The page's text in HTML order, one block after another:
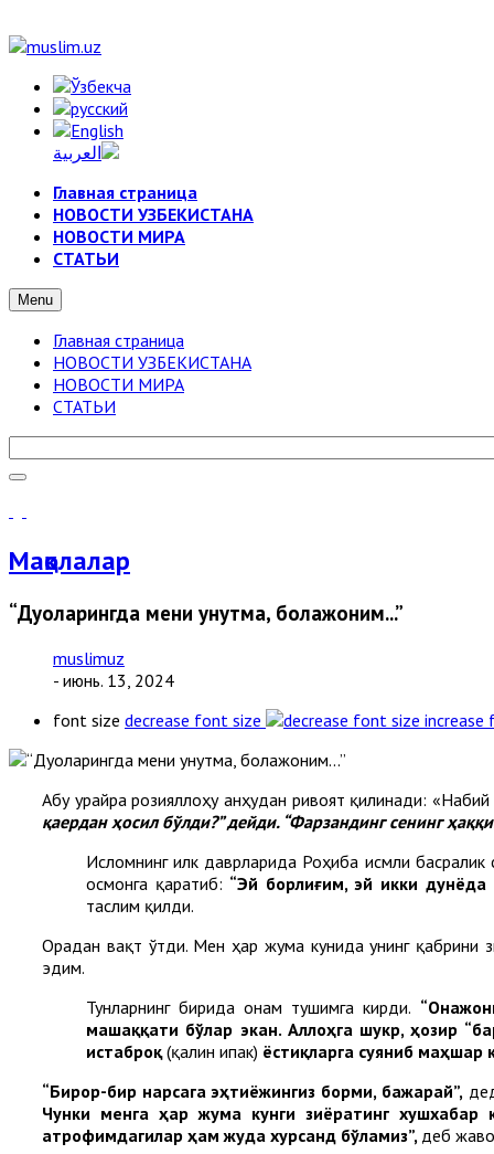
Главная страница
НОВОСТИ УЗБЕКИСТАНА
НОВОСТИ МИРА
СТАТЬИ
Menu
Главная страница
НОВОСТИ УЗБЕКИСТАНА
НОВОСТИ МИРА
СТАТЬИ
Мақолалар
“Дуоларингда мени унутма, болажоним...”
muslimuz
- июнь. 13, 2024
font size decrease font size increase
Абу Ҳурайра розияллоҳу анҳудан ривоят қилинади:
қаердан ҳосил бўлди?” дейди. “Фарзандинг сенинг
Исломнинг илк даврларида Роҳиба исмли
осмонга қаратиб: “Эй борлиғим, эй икки дунёда
таслим қилди.
Орадан вақт ўтди. Мен ҳар жума кунида унинг қабрини
эдим.
Тунларнинг бирида онам тушимга кирди.
машаққати бўлар экан. Аллоҳга шукр,ҳозир “
истаброқ(қалин ипак) ёстиқларга суяниб маҳшар
“Бирор-бир нарсага эҳтиёжингиз борми, бажарай”,
Чунки менга ҳар жума кунги зиёратинг хушхабар
атрофимдагилар ҳам жуда хурсанд бўламиз”, деб